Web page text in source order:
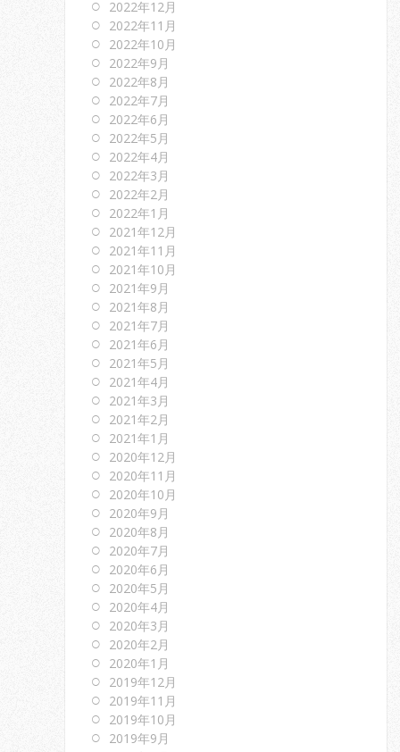
2022年12月
2022年11月
2022年10月
2022年9月
2022年8月
2022年7月
2022年6月
2022年5月
2022年4月
2022年3月
2022年2月
2022年1月
2021年12月
2021年11月
2021年10月
2021年9月
2021年8月
2021年7月
2021年6月
2021年5月
2021年4月
2021年3月
2021年2月
2021年1月
2020年12月
2020年11月
2020年10月
2020年9月
2020年8月
2020年7月
2020年6月
2020年5月
2020年4月
2020年3月
2020年2月
2020年1月
2019年12月
2019年11月
2019年10月
2019年9月